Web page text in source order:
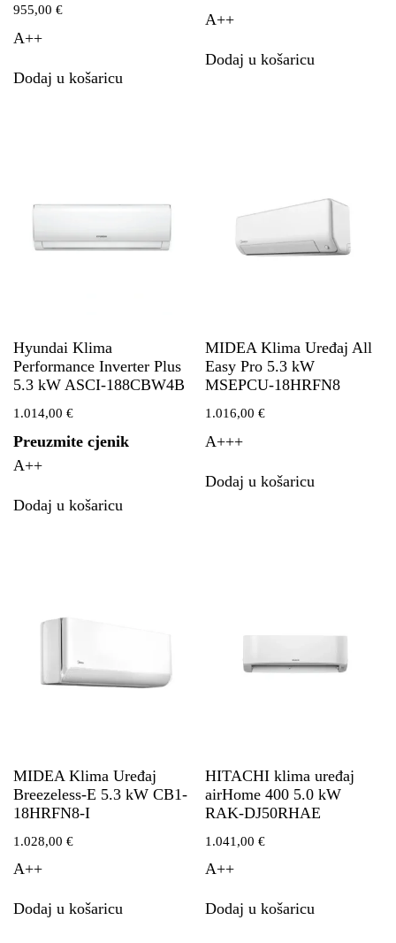
955,00 €
A++
Dodaj u košaricu
A++
Dodaj u košaricu
Hyundai Klima
Performance Inverter Plus
5.3 kW ASCI-188CBW4B
1.014,00 €
Preuzmite cjenik
A++
Dodaj u košaricu
MIDEA Klima Uređaj All
Easy Pro 5.3 kW
MSEPCU-18HRFN8
1.016,00€
A+++
Dodaj u košaricu
MIDEA Klima Uređaj
Breezeless-E 5.3 kW CB1-
18HRFN8-I
1.028,00 €
A++
Dodaj u košaricu
HITACHI klima uređaj
airHome 400 5.0 kW
RAK-DJ50RHAE
1.041,00€
A++
Dodaj u košaricu